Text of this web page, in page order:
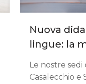
Nuova
lingue: la
Le nostre sedi
Casalecchio e